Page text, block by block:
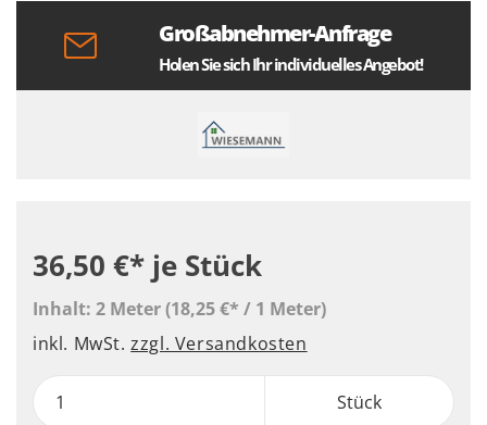
Großabnehmer-Anfrage
Holen Sie sich Ihr individuelles Angebot!
36,50 €* je Stück
Inhalt: 2 Meter(18,25 €* / 1 Meter)
inkl. MwSt.zzgl. Versandkosten
Stück